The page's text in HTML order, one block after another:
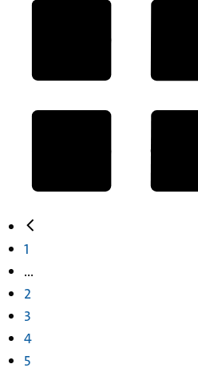
1
...
2
3
4
5